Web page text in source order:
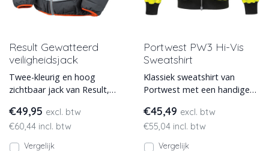
Result Gewatteerd
veiligheidsjack
Twee-kleurig en hoog
zichtbaar jack van Result,
polyester. Verlengd
achterpand
€49,95 excl. btw
€60,44 incl. btw
Vergelijk
Portwest PW3 Hi-Vis
Sweatshirt
Klassiek sweatshirt van
Portwest met een handige
zichtbaarheidskleuren met st
€45,49 excl. btw
€55,04 incl. btw
Vergelijk